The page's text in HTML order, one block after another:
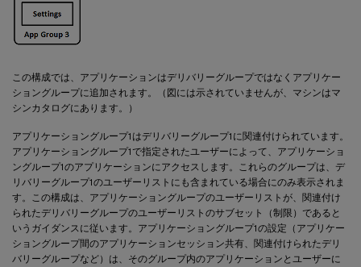
この構成では、アプリケーションはデリバリーグループではなくアプリケー
ショングループに追加されます。（図には示されていませんが、マシンはマ
シンカタログにあります。）
アプリケーショングループ1はデリバリーグループ1に関連付けられています。
アプリケーショングループ1で指定されたユーザーによって、アプリケーショ
ングループ1のアプリケーションにアクセスします。これらのグループは、デ
リバリーグループ1のユーザーリストにも含まれている場合にのみ表示されま
す。この構成は、アプリケーショングループのユーザーリストが、関連付け
られたデリバリーグループのユーザーリストのサブセット（制限）であると
いうガイダンスに従います。アプリケーショングループ1の設定（アプリケー
ショングループ間のアプリケーションセッション共有、関連付けられたデリ
バリーグループなど）は、そのグループ内のアプリケーションとユーザーに